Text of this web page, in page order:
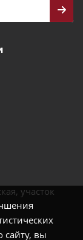
вы
участок